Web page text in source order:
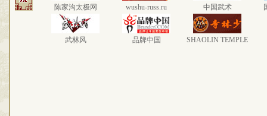
陈家沟太极网 wushu-russ.ru 中国武术
武林风 品牌中国 SHAOLIN TEMPLE